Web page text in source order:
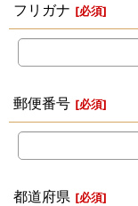
フリガナ [必須]
郵便番号 [必須]
都道府県 [必須]